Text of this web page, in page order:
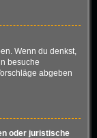
Wenn du denkst,
besuche
abgeben
oder juristische